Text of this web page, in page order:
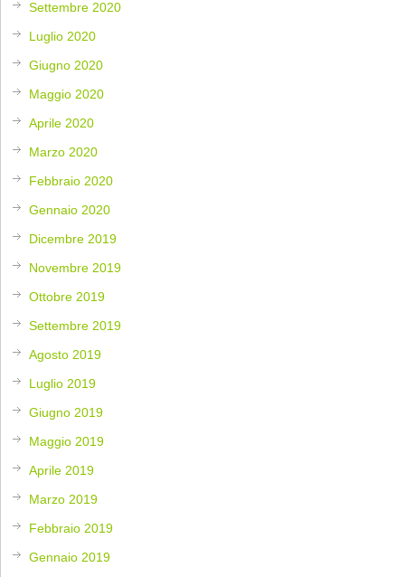
Settembre 2020
Luglio 2020
Giugno 2020
Maggio 2020
Aprile 2020
Marzo 2020
Febbraio 2020
Gennaio 2020
Dicembre 2019
Novembre 2019
Ottobre 2019
Settembre 2019
Agosto 2019
Luglio 2019
Giugno 2019
Maggio 2019
Aprile 2019
Marzo 2019
Febbraio 2019
Gennaio 2019